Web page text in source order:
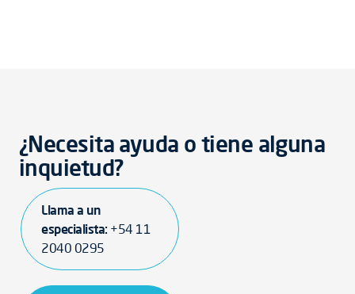
¿Necesita ayuda o tiene alguna
inquietud?
Llama a un
especialista: +54 11
2040 0295